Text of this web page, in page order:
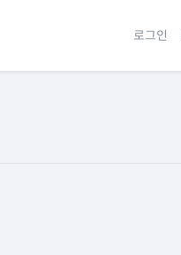
로그인